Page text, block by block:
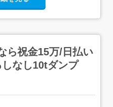
ら祝金15万/日払い
なし10tダンプ